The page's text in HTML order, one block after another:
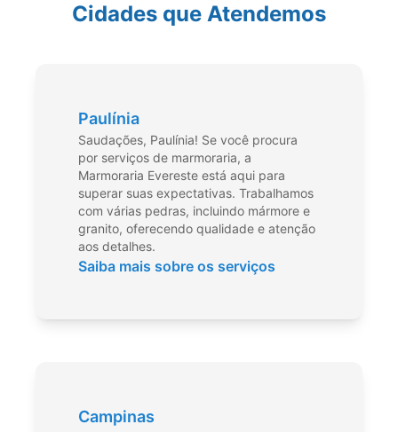
Cidades que Atendemos
Paulínia
Saudações, Paulínia! Se você procura
por serviços de marmoraria, a
Marmoraria Evereste está aqui para
superar suas expectativas. Trabalhamos
com várias pedras, incluindo mármore e
granito, oferecendo qualidade e atenção
aos detalhes.
Saiba mais sobre os serviços
Campinas